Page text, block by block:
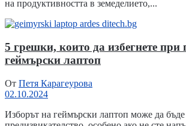
на продуктивността в земеделието,...
5 грешки, които да избегнете при
геймърски лаптоп
От Петя Карагеурова
02.10.2024
Изборът на геймърски лаптоп може да